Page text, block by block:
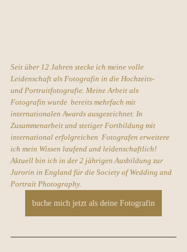
Seit über 12 Jahren stecke ich meine volle
Leidenschaft als Fotografin in die Hochzeits-
und Portraitfotografie. Meine Arbeit als
Fotografin wurde  bereits mehrfach mit
internationalen Awards ausgezeichnet. In
Zusammenarbeit und stetiger Fortbildung mit
international erfolgreichen  Fotografen erweitere
ich mein Wissen laufend und leidenschaftlich!
Aktuell bin ich in der 2 jährigen Ausbildung zur
Jurorin in England für die Society of Wedding and
Portrait Photography.
buche mich jetzt als deine Fotografin